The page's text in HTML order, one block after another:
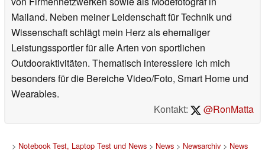
Mailand. Neben meiner Leidenschaft für Technik und
Wissenschaft schlägt mein Herz als ehemaliger
Leistungssportler für alle Arten von sportlichen
Outdooraktivitäten. Thematisch interessiere ich mich
besonders für die Bereiche Video/Foto, Smart Home und
Wearables.
Kontakt:
@RonMatta
> Notebook Test, Laptop Test und News> News> Newsarchiv> News